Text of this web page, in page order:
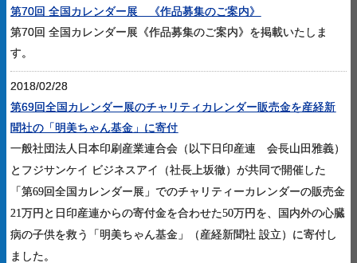
第70回 全国カレンダー展 《作品募集のご案内》
第70回 全国カレンダー展《作品募集のご案内》を掲載いたしま
す。
2018/02/28
第69回全国カレンダー展のチャリティカレンダー販売金を産経新
聞社の「明美ちゃん基金」に寄付
一般社団法人日本印刷産業連合会（以下日印産連 会長山田雅義）
とフジサンケイ ビジネスアイ（社長上坂徹）が共同で開催した
「第69回全国カレンダー展」でのチャリティーカレンダーの販売金
21万円と日印産連からの寄付金を合わせた50万円を、
国内外の心臓
病の子供を救う
「明美ちゃん基金」（産経新聞社 設立 ）に寄付し
ました。